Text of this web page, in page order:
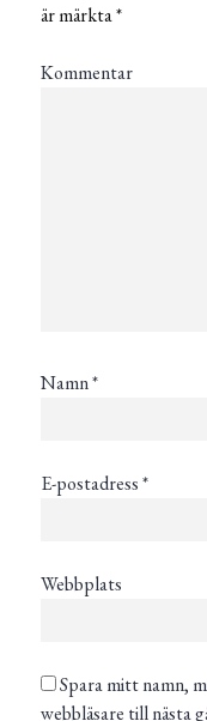
är märkta*
Kommentar
Namn*
E-postadress*
Webbplats
Spara mitt namn,
webbläsare till nästa